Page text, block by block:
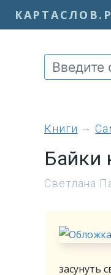
книги
Байки
Светлана
засунуть